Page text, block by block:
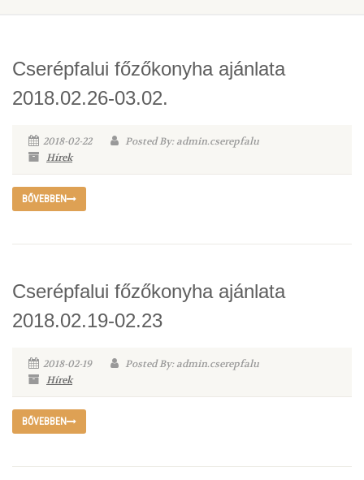
Cserépfalui főzőkonyha ajánlata
2018.02.26-03.02.
2018-02-22
Posted By: admin.cserepfalu
Hírek
BŐVEBBEN
Cserépfalui főzőkonyha ajánlata
2018.02.19-02.23
2018-02-19
Posted By: admin.cserepfalu
Hírek
BŐVEBBEN